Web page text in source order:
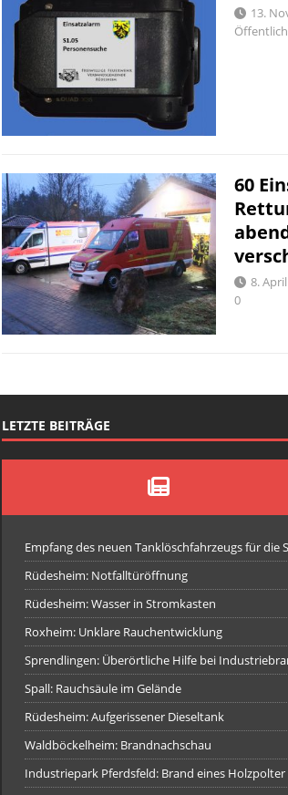
13.
60
8.
0
LETZTE BEITRÄGE
Empfang des neuen Tanklöschfahrzeugs für
Rüdesheim: Notfalltüröffnung
Rüdesheim: Wasser in Stromkasten
Roxheim: Unklare Rauchentwicklung
Sprendlingen: Überörtliche Hilfe bei
Spall: Rauchsäule im Gelände
Rüdesheim: Aufgerissener Dieseltank
Waldböckelheim: Brandnachschau
Industriepark Pferdsfeld: Brand eines Holzpolter